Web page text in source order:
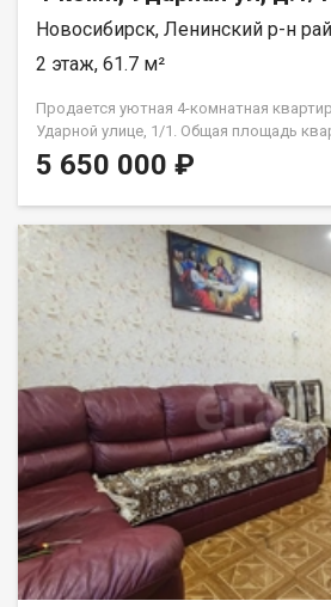
Новосибирск, Ленинский р-н
2 этаж, 61.7 м²
Продается уютная 4-комнатная
Ударной улице, 1/1. Общая площадь
кв. м, жилая площадь — 44.9 кв. м, а
Квартира расположена на 2 этаже 5-
потолков в квартире составляет 2.5
двор, благодаря чему в квартире
станции метро "Площадь Маркса" всего
автомобиле. В квартире сделан
поэтому можно сразу заехать и жить.
позволяют создать уютное
квартире есть один санузел и балкон,
чашечку кофе. Дом оснащен наземной
всегда можно найти место для
также есть пандус, что обеспечивает
всех жильцов. В двухстах метрах от
детские сады, что удобно для семей с
расположены магазины, где можно
Возможна ипотека, все документы
упустите шанс стать владельцем этой
квартиры! Записывайтесь на
преимущества лично. Ждем вас! Код
5 650 000 ₽